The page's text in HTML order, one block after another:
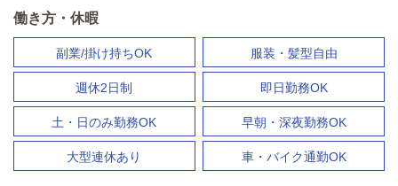
働き方・休暇
副業/掛け持ちOK 服装・髪型自由
週休2日制 即日勤務OK
土・日のみ勤務OK 早朝・深夜勤務OK
大型連休あり 車・バイク通勤OK